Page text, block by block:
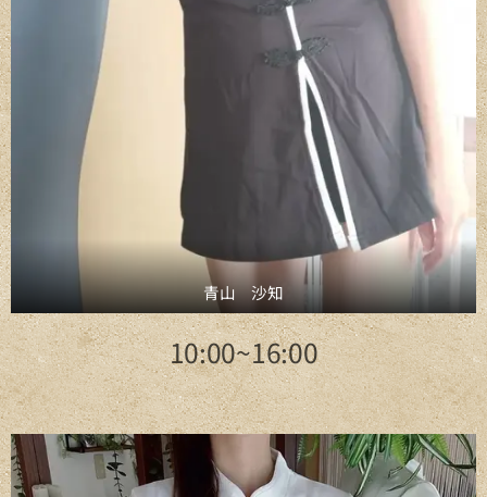
青山 沙知
10:00~16:00